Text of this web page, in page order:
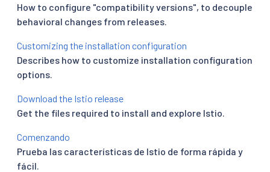
How to configure "compatibility versions", to decouple
behavioral changes from releases.
Customizing the installation configuration
Describes how to customize installation configuration
options.
Download the Istio release
Get the files required to install and explore Istio.
Comenzando
Prueba las características de Istio de forma rápida y
fácil.